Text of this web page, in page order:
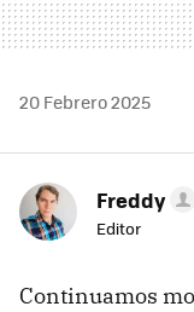
20 Febrero 2025
Freddy
Editor
Continuamos